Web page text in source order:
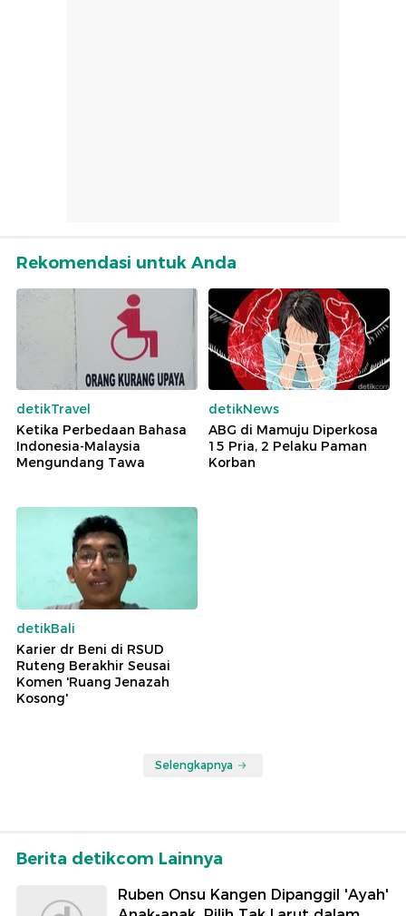
Rekomendasi untuk Anda
detikTravel
Ketika Perbedaan Bahasa
Indonesia-Malaysia
Mengundang Tawa
detikNews
ABG di Mamuju Diperkosa
15 Pria, 2 Pelaku Paman
Korban
detikBali
Karier dr Beni di RSUD
Ruteng Berakhir Seusai
Komen 'Ruang Jenazah
Kosong'
Selengkapnya
Berita detikcom Lainnya
Ruben Onsu Kangen Dipanggil 'Ayah'